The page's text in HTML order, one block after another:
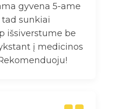
gyvena 5-ame
sunkiai
išsiverstume be
į medicinos